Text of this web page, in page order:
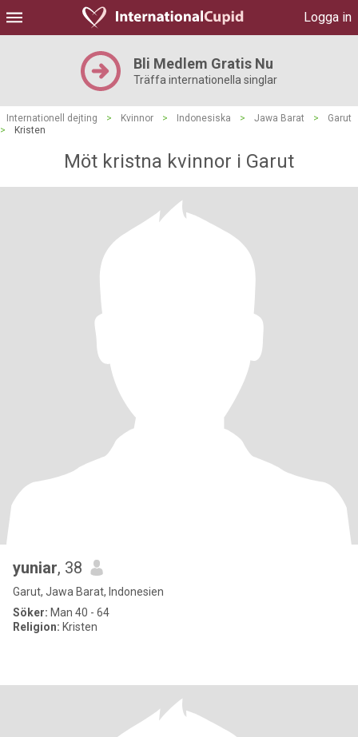
Logga in
Bli Medlem Gratis Nu
Träffa internationella singlar
Internationell dejting > Kvinnor > Indonesiska > Jawa Barat >
Garut
>
Kristen
Möt kristna kvinnor i Garut
yuniar, 38
Garut, Jawa Barat, Indonesien
Söker: Man 40 - 64
Religion: Kristen